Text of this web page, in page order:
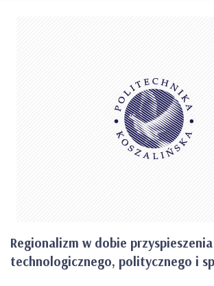
Regionalizm w dobie przyspieszenia
technologicznego, politycznego i